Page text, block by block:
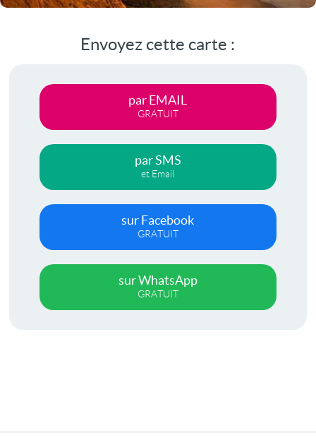
Envoyez cette carte :
par EMAIL
GRATUIT
par SMS
et Email
sur Facebook
GRATUIT
sur WhatsApp
GRATUIT